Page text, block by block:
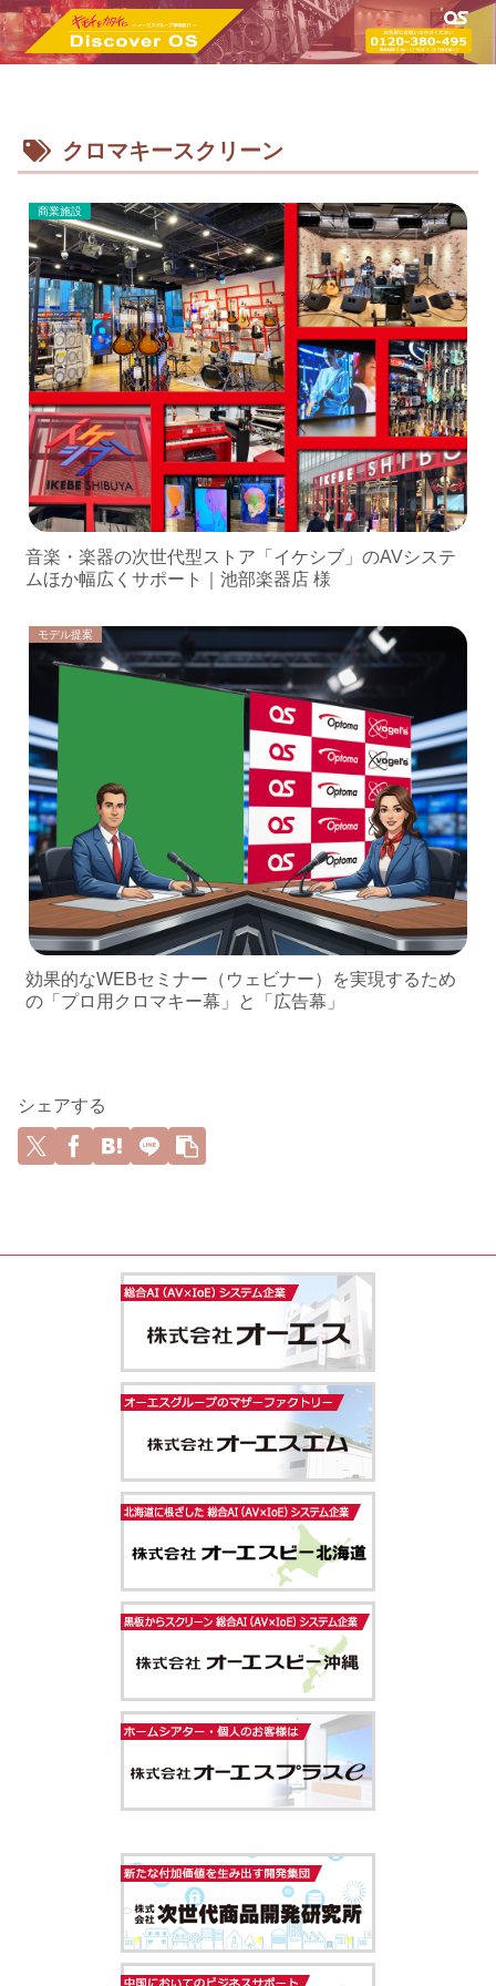
クロマキースクリーン
商業施設
音楽・楽器の次世代型ストア「イケシブ」のAVシステ
ムほか幅広くサポート｜池部楽器店 様
モデル提案
効果的なWEBセミナー（ウェビナー）を実現するため
の「プロ用クロマキー幕」と「広告幕」
シェアする